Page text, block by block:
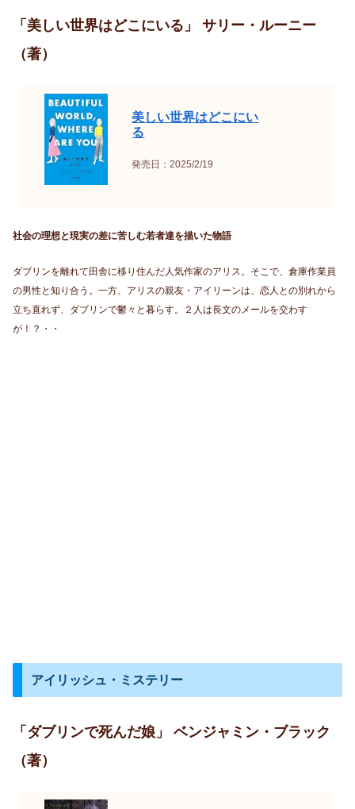
「美しい世界はどこにいる」 サリー・ルーニー
（著）
美しい世界はどこにい
る
発売日：2025/2/19
社会の理想と現実の差に苦しむ若者達を描いた物語
ダブリンを離れて田舎に移り住んだ人気作家のアリス。そこで、倉庫作業員
の男性と知り合う。一方、アリスの親友・アイリーンは、恋人との別れから
立ち直れず、ダブリンで鬱々と暮らす。２人は長文のメールを交わす
が！？・・
アイリッシュ・ミステリー
「ダブリンで死んだ娘」 ベンジャミン・ブラック
（著）